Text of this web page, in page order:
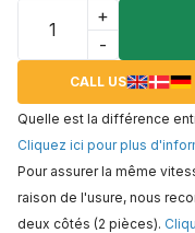
+
-
CALL US
Quelle est la différence
Cliquez ici pour plus
Pour assurer la même
raison de l'usure, nous
deux côtés (2 pièces).